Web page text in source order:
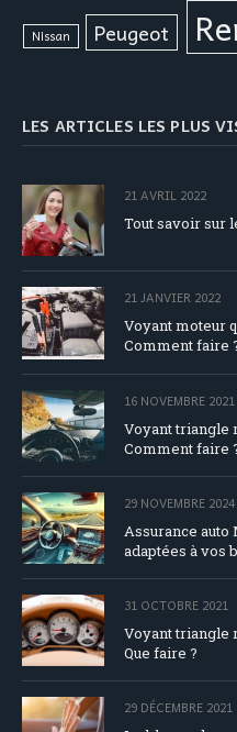
Nissan Peugeot
LES ARTICLES LES PLUS
21 AVRIL 2022
Tout savoir sur
21 JANVIER 2022
Voyant moteur
Comment faire
16 NOVEMBRE 2021
Voyant triangle
Comment faire
29 NOVEMBRE 2024
Assurance
adaptées à vos
31 OCTOBRE 2021
Voyant triangle
Que faire ?
29 DÉCEMBRE 2021